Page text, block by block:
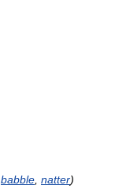
babble natter)